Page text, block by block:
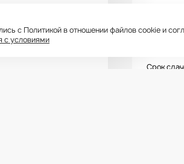
Срок
с Политикой в отношении файлов cookie и
с условиями